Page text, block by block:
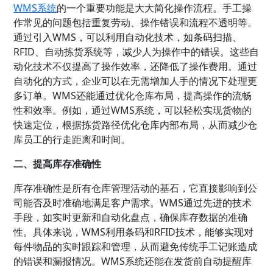
WMS系统的一个重要功能是大大简化操作流程。手工操
作常见的问题包括重复劳动、操作错误和流程不透明等。
通过引入WMS，可以利用自动化技术，如条码扫描、
RFID、自动拣货系统等，减少人为操作中的错误。这些自
动化技术不仅提高了操作效率，还降低了操作费用。通过
自动化的方式，企业可以在无需增加人手的情况下处理更
多订单。WMS还能通过优化仓库布局，提高操作的流畅
性和效率。例如，通过WMS系统，可以轻松实现货物的
快速定位，根据拣货路径优化仓库内部布局，从而减少仓
库员工的行走距离和时间。
二、提高库存准确性
库存准确性是所有仓库管理活动的基石，它直接影响到公
司能否及时准确地满足客户需求。WMS通过先进的技术
手段，如实时更新和自动化盘点，确保库存数据的准确
性。具体来说，WMS利用条码和RFID技术，能够实现对
每件物品的实时跟踪和管理，从而避免传统手工记账造成
的错误和漏报情况。WMS系统还能在发货前自动提醒库